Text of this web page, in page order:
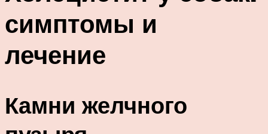
симптомы и
лечение
Камни желчного